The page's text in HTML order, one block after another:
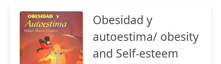
Obesidad y
autoestima/ obesity
and Self-esteem